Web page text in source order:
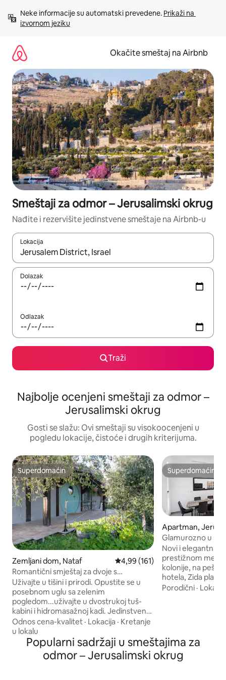
sadržaj
Neke informacije su automatski prevedene. Prikaži na
izvornom jeziku
Okačite smeštaj na Airbnb
Smeštaji za odmor – Jerusalimski okrug
Nađite i rezervišite jedinstvene smeštaje na Airbnb-u
Lokacija
Kad su rezultati dostupni, možete da se krećete kroz njih
Dolazak
Odlazak
Traži
Najbolje ocenjeni smeštaji za odmor –
Jerusalimski okrug
Gosti se slažu: Ovi smeštaji su visokoocenjeni u
pogledu lokacije, čistoće i drugih kriterijuma.
Superdomaćin
Superdomaćin
Zemljani dom, Nataf Prosečna ocena 4,99 od 5,
4,99 (161)
Romantični smještaj za dvoje s
pogledom
Uživajte u tišini i prirodi. Opustite se u
posebnom uglu sa zelenim
pogledom...uživajte u dvostrukoj tuš-
kabini i hidromasažnoj kadi. Jedinstven
izgled prirodne i izložene stijene, kao
zida na kojem je izgrađen pansion sa
doručkom. Zimmer in the atmosphere
of a Hobbit house, built by a wood
craftsman in the middle of the natural
Odnos cena-kvalitet · Lokacija · Kretanje
u lokalu
Superdomaćin
Superdomaćin
Apartman,
Glamurozno u
Novi i elegantni
prestižnom
kolonije, na
hotela, Zida
parka Zvono
mašinu za sudove
spavaće sobe i 2
za porodicu sa
Porodični ·
Popularni sadržaji u smeštajima za
odmor – Jerusalimski okrug